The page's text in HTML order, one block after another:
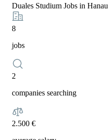
Duales Studium Jobs in Hanau
8
jobs
2
companies searching
2.500 €